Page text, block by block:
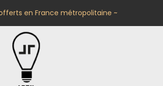
en France métropolitaine ~